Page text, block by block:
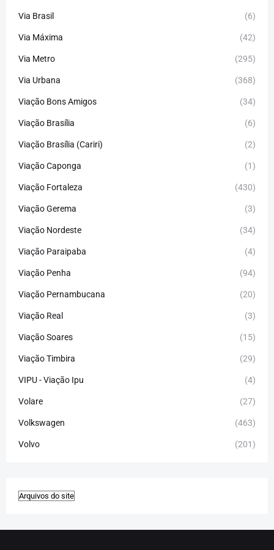
Via Brasil (6)
Via Máxima (42)
Via Metro (295)
Via Urbana (368)
Viação Bons Amigos (34)
Viação Brasília (6)
Viação Brasília (Cariri) (2)
Viação Caponga (1)
Viação Fortaleza (430)
Viação Gerema (3)
Viação Nordeste (34)
Viação Paraipaba (4)
Viação Penha (94)
Viação Pernambucana (20)
Viação Real (3)
Viação Soares (15)
Viação Timbira (29)
VIPU - Viação Ipu (4)
Volare (27)
Volkswagen (463)
Volvo (201)